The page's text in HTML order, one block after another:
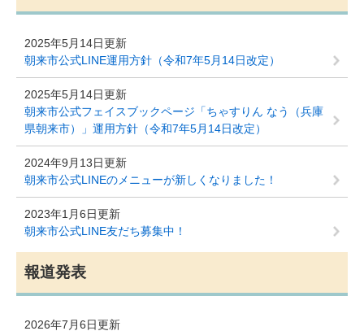
2025年5月14日更新
朝来市公式LINE運用方針（令和7年5月14日改定）
2025年5月14日更新
朝来市公式フェイスブックページ「ちゃすりん なう（兵庫
県朝来市）」運用方針（令和7年5月14日改定）
2024年9月13日更新
朝来市公式LINEのメニューが新しくなりました！
2023年1月6日更新
朝来市公式LINE友だち募集中！
報道発表
2026年7月6日更新